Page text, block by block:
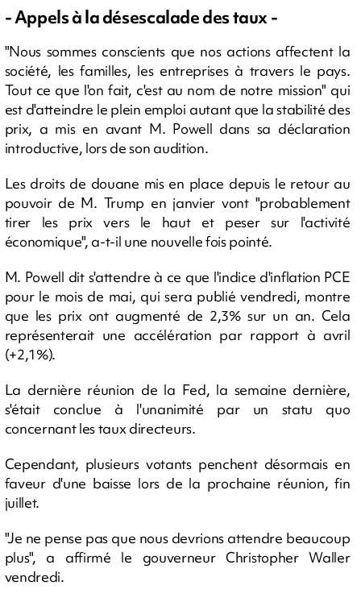
- Appels à la désescalade des taux -
"Nous sommes conscients que nos actions affectent la
société, les familles, les entreprises à travers le pays.
Tout ce que l'on fait, c'est au nom de notre mission" qui
est d'atteindre le plein emploi autant que la stabilité des
prix, a mis en avant M. Powell dans sa déclaration
introductive, lors de son audition.
Les droits de douane mis en place depuis le retour au
pouvoir de M. Trump en janvier vont "probablement
tirer les prix vers le haut et peser sur l'activité
économique", a-t-il une nouvelle fois pointé.
M. Powell dit s'attendre à ce que l'indice d'inflation PCE
pour le mois de mai, qui sera publié vendredi, montre
que les prix ont augmenté de 2,3% sur un an. Cela
représenterait une accélération par rapport à avril
(+2,1%).
La dernière réunion de la Fed, la semaine dernière,
s'était conclue à l'unanimité par un statu quo
concernant les taux directeurs.
Cependant, plusieurs votants penchent désormais en
faveur d'une baisse lors de la prochaine réunion, fin
juillet.
"Je ne pense pas que nous devrions attendre beaucoup
plus", a affirmé le gouverneur Christopher Waller
vendredi.